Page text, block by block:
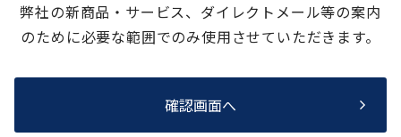
弊社の新商品・サービス、ダイレクトメール等の案内
のために必要な範囲でのみ使用させていただきます。
確認画面へ